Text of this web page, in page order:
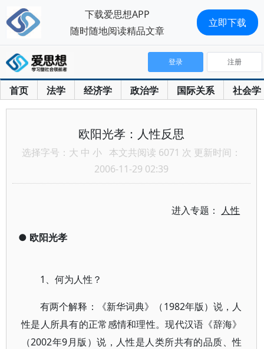
首页 法学 经济学 政治学 国际关系 社会学
登录 注册
欧阳光孝：人性反思
选择字号： 大 中 小 本文共阅读 6071 次 更新时间：
2006-11-29 02:39
进入专题： 人性
● 欧阳光孝
1、何为人性？
有两个解释：《新华词典》（1982年版）说，人
性是人所具有的正常感情和理性。现代汉语《辞海》
（2002年9月版）说，人性是人类所共有的品质、性
下载爱思想APP
随时随地阅读精品文章
立即下载